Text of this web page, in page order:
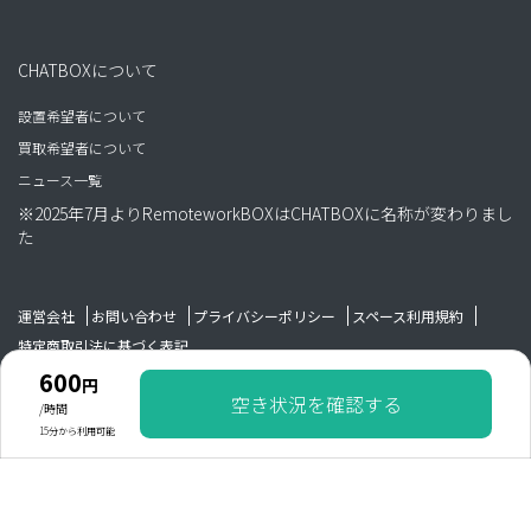
600円
/時間
15分から利用可能
空き状況を確認する
CHATBOXについて
設置希望者について
買取希望者について
ニュース一覧
※2025年7月よりRemoteworkBOXはCHATBOXに名称が変わりまし
た
運営会社 お問い合わせ プライバシーポリシー
スペース利用規約
特定商取引法に基づく表記
Copyright WAIM GROUP All rights reserved.